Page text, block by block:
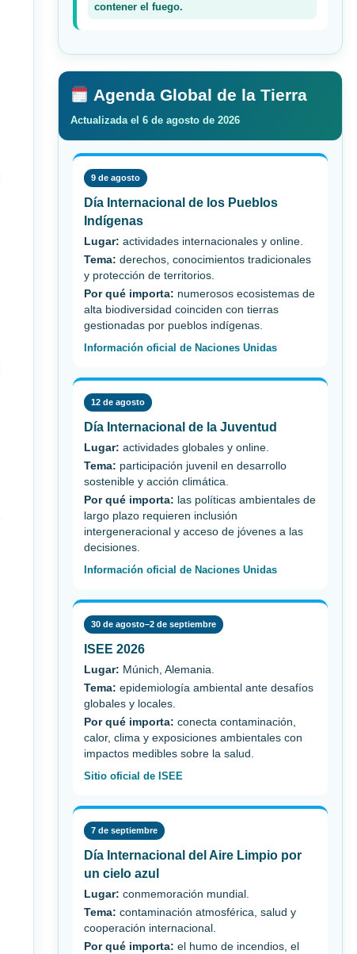
contener el fuego.
Agenda Global de la Tierra
Actualizada el 6 de agosto de 2026
9 de agosto
Día Internacional de los Pueblos
Indígenas
Lugar: actividades internacionales y online.
Tema: derechos, conocimientos tradicionales
y protección de territorios.
Por qué importa: numerosos ecosistemas de
alta biodiversidad coinciden con tierras
gestionadas por pueblos indígenas.
Información oficial de Naciones Unidas
12 de agosto
Día Internacional de la Juventud
Lugar: actividades globales y online.
Tema: participación juvenil en desarrollo
sostenible y acción climática.
Por qué importa: las políticas ambientales de
largo plazo requieren inclusión
intergeneracional y acceso de jóvenes a las
decisiones.
Información oficial de Naciones Unidas
30 de agosto–2 de septiembre
ISEE 2026
Lugar: Múnich, Alemania.
Tema: epidemiología ambiental ante desafíos
globales y locales.
Por qué importa: conecta contaminación,
calor, clima y exposiciones ambientales con
impactos medibles sobre la salud.
Sitio oficial de ISEE
7 de septiembre
Día Internacional del Aire Limpio por
un cielo azul
Lugar: conmemoración mundial.
Tema: contaminación atmosférica, salud y
cooperación internacional.
Por qué importa: el humo de incendios, el